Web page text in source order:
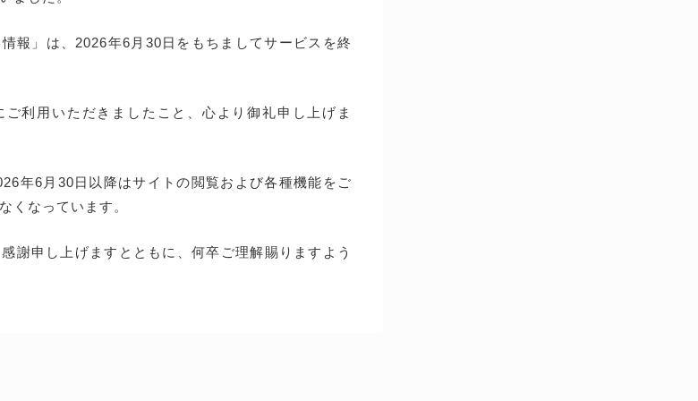
情報」は、2026年6月30日をもちましてサービスを終
ご利用いただきましたこと、心より御礼申し上げま
年6月30日以降はサイトの閲覧および各種機能をご
くなっています。
謝申し上げますとともに、何卒ご理解賜りますよう